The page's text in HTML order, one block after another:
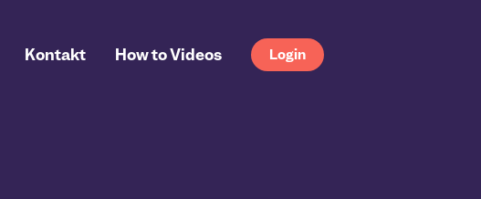
Kontakt How to Videos Login